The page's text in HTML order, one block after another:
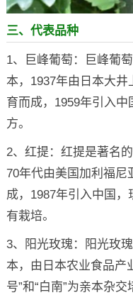
三、代表品种
1、巨峰葡萄：巨峰葡
本，1937年由日本大井
育而成，1959年引入
方。
2、红提：红提是著名
70年代由美国加利福尼
成，1987年引入中国
有栽培。
3、阳光玫瑰：阳光玫
本，由日本农业食品产
号”和“白南”为亲本杂